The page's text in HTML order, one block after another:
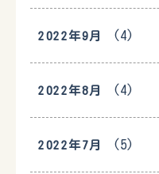
2022年9月 (4)
2022年8月 (4)
2022年7月 (5)